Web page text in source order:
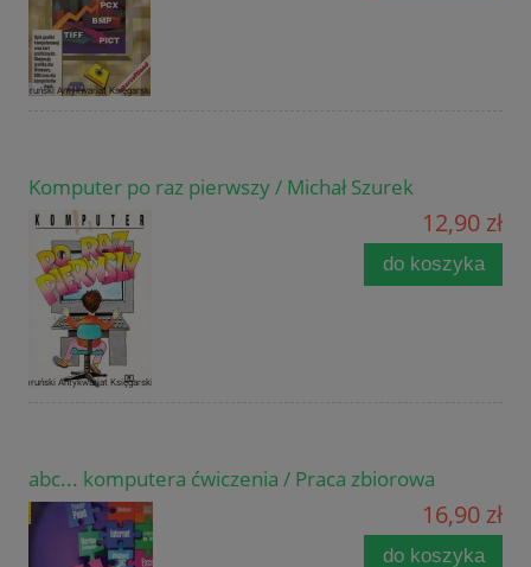
Komputer po raz pierwszy / Michał Szurek
12,90 zł
do koszyka
abc... komputera ćwiczenia / Praca zbiorowa
16,90 zł
do koszyka